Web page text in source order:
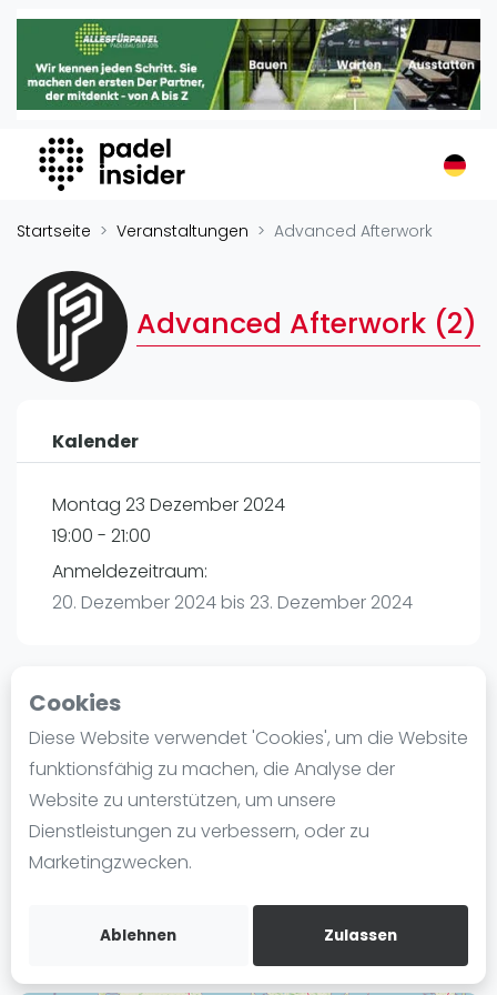
Cookies
Diese Website verwendet 'Cookies', um die Website
funktionsfähig zu machen, die Analyse der
Website zu unterstützen, um unsere
Dienstleistungen zu verbessern, oder zu
Marketingzwecken.
Ablehnen Zulassen
Padel Insider
Home
Organisationen
Buchungssysteme
Padel-Shops
Padelplatzbauer
Verschiedenes
Veranstaltungen
International
Ranking
Männer
Frauen
Blog
Die Geschichte von Padel
Regeln und Punktzählung
Padel Schläge
Video
Startseite Veranstaltungen Advanced Afterwork
Advanced Afterwork (2)
Kalender
Montag 23 Dezember 2024
19:00 - 21:00
Anmeldezeitraum:
20. Dezember 2024 bis 23. Dezember 2024
Playtomic
Padel Passion Kaltenkirchen | Kaltenkirchen
Leibnizstraße 9A
24568Kaltenkirchen
Routebeschrijving